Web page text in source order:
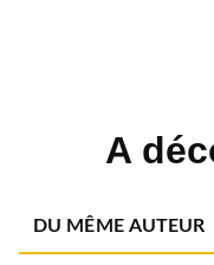
A
DU MÊME AUTEUR